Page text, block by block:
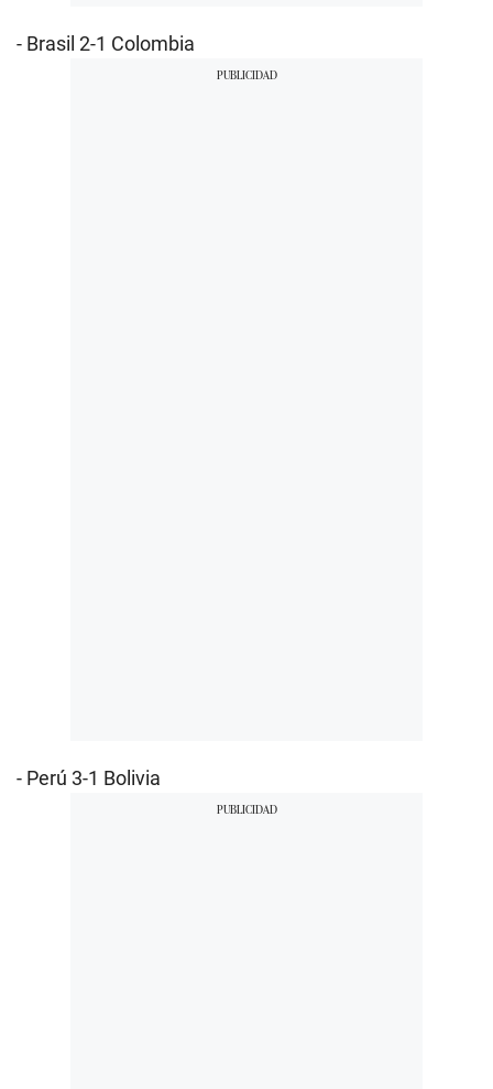
- Brasil 2-1 Colombia
- Perú 3-1 Bolivia